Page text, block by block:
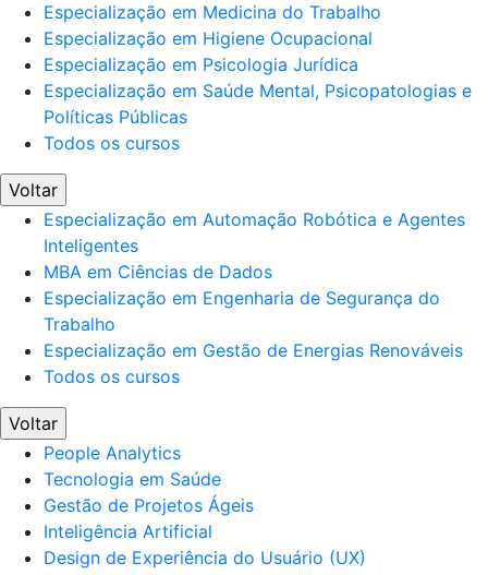
Especialização em Medicina do Trabalho
Especialização em Higiene Ocupacional
Especialização em Psicologia Jurídica
Especialização em Saúde Mental, Psicopatologias e
Políticas Públicas
Todos os cursos
Voltar
Especialização em Automação Robótica e Agentes
Inteligentes
MBA em Ciências de Dados
Especialização em Engenharia de Segurança do
Trabalho
Especialização em Gestão de Energias Renováveis
Todos os cursos
Voltar
People Analytics
Tecnologia em Saúde
Gestão de Projetos Ágeis
Inteligência Artificial
Design de Experiência do Usuário (UX)